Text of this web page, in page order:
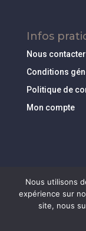
Infos
Nous contacter
Conditions
Politique de
Mon compte
Création Idée
Nous utilisons
expérience sur
site, nous